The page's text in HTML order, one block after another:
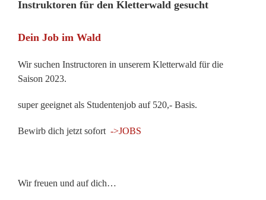
Instruktoren für den Kletterwald gesucht
Dein Job im Wald
Wir suchen Instructoren in unserem Kletterwald für die
Saison 2023.
super geeignet als Studentenjob auf 520,- Basis.
Bewirb dich jetzt sofort ->JOBS
Wir freuen und auf dich…